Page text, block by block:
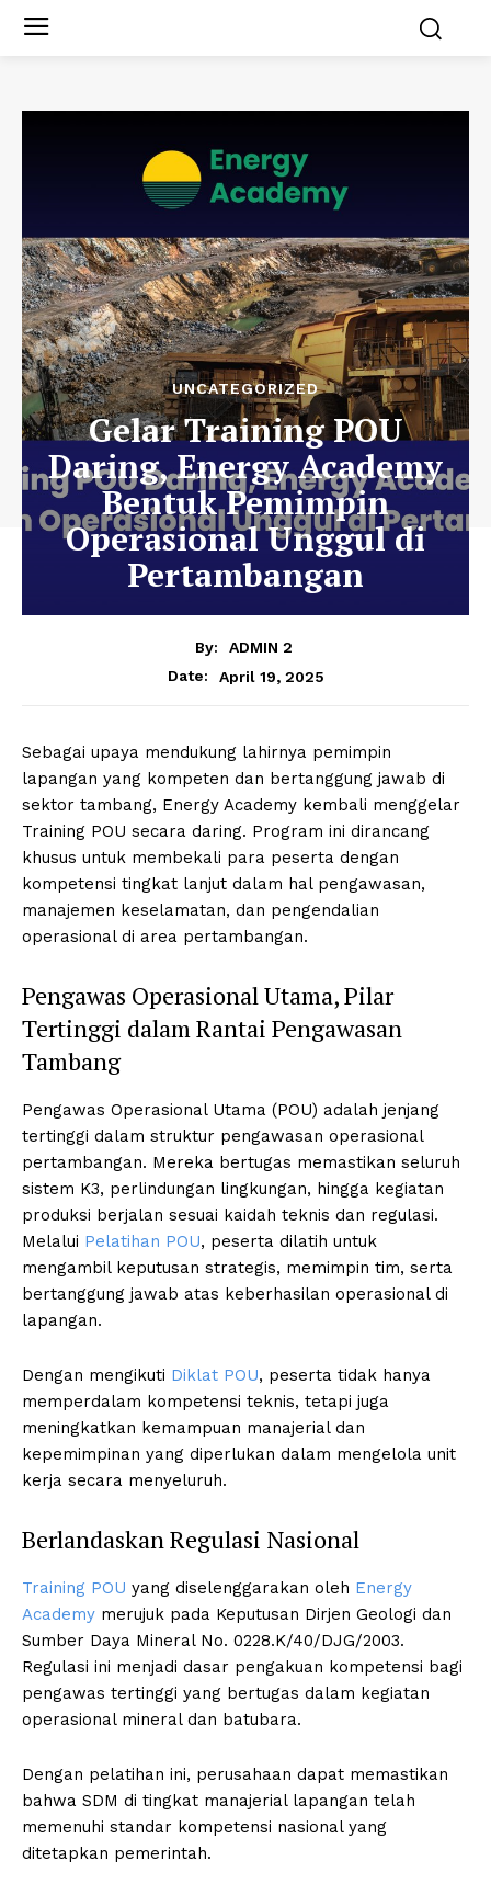
UNCATEGORIZED
Gelar Training POU
Daring, Energy Academy
Bentuk Pemimpin
Operasional Unggul di
Pertambangan
By:
ADMIN 2
Date:
April 19, 2025
Sebagai upaya mendukung lahirnya pemimpin
lapangan yang kompeten dan bertanggung jawab di
sektor tambang, Energy Academy kembali menggelar
Training POU secara daring. Program ini dirancang
khusus untuk membekali para peserta dengan
kompetensi tingkat lanjut dalam hal pengawasan,
manajemen keselamatan, dan pengendalian
operasional di area pertambangan.
Pengawas Operasional Utama, Pilar
Tertinggi dalam Rantai Pengawasan
Tambang
Pengawas Operasional Utama (POU) adalah jenjang
tertinggi dalam struktur pengawasan operasional
pertambangan. Mereka bertugas memastikan seluruh
sistem K3, perlindungan lingkungan, hingga kegiatan
produksi berjalan sesuai kaidah teknis dan regulasi.
Melalui Pelatihan POU, peserta dilatih untuk
mengambil keputusan strategis, memimpin tim, serta
bertanggung jawab atas keberhasilan operasional di
lapangan.
Dengan mengikuti Diklat POU, peserta tidak hanya
memperdalam kompetensi teknis, tetapi juga
meningkatkan kemampuan manajerial dan
kepemimpinan yang diperlukan dalam mengelola unit
kerja secara menyeluruh.
Berlandaskan Regulasi Nasional
Training POU yang diselenggarakan oleh Energy
Academy merujuk pada Keputusan Dirjen Geologi dan
Sumber Daya Mineral No. 0228.K/40/DJG/2003.
Regulasi ini menjadi dasar pengakuan kompetensi bagi
pengawas tertinggi yang bertugas dalam kegiatan
operasional mineral dan batubara.
Dengan pelatihan ini, perusahaan dapat memastikan
bahwa SDM di tingkat manajerial lapangan telah
memenuhi standar kompetensi nasional yang
ditetapkan pemerintah.